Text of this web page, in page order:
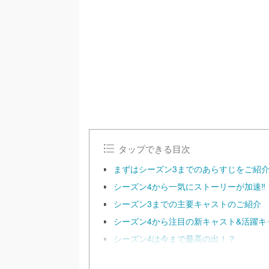
タップできる目次
まずはシーズン3までのあらすじをご紹介
シーズン4から一気にストーリーが加速‼︎
シーズン3までの主要キャストのご紹介
シーズン4から注目の新キャスト&活躍キ
シーズン4は今まで最高の出！？